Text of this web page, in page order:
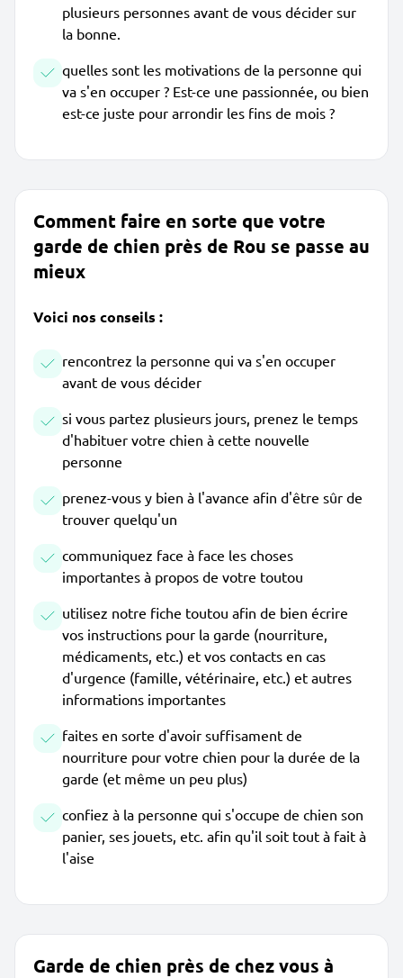
plusieurs personnes avant de vous décider sur
la bonne.
quelles sont les motivations de la personne qui
va s'en occuper ? Est-ce une passionnée, ou bien
est-ce juste pour arrondir les fins de mois ?
Comment faire en sorte que votre
garde de chien près de Rou se passe au
mieux
Voici nos conseils :
rencontrez la personne qui va s'en occuper
avant de vous décider
si vous partez plusieurs jours, prenez le temps
d'habituer votre chien à cette nouvelle
personne
prenez-vous y bien à l'avance afin d'être sûr de
trouver quelqu'un
communiquez face à face les choses
importantes à propos de votre toutou
utilisez notre fiche toutou afin de bien écrire
vos instructions pour la garde (nourriture,
médicaments, etc.) et vos contacts en cas
d'urgence (famille, vétérinaire, etc.) et autres
informations importantes
faites en sorte d'avoir suffisament de
nourriture pour votre chien pour la durée de la
garde (et même un peu plus)
confiez à la personne qui s'occupe de chien son
panier, ses jouets, etc. afin qu'il soit tout à fait à
l'aise
Garde de chien près de chez vous à